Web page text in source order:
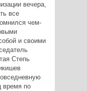
вечера,
все
чем-
и своими
Степь
время по